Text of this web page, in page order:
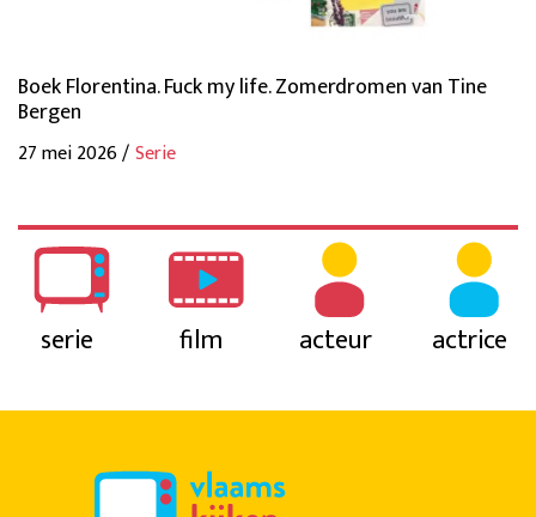
Boek Florentina. Fuck my life. Zomerdromen van Tine
Bergen
27 mei 2026 /Serie
serie film acteur actrice